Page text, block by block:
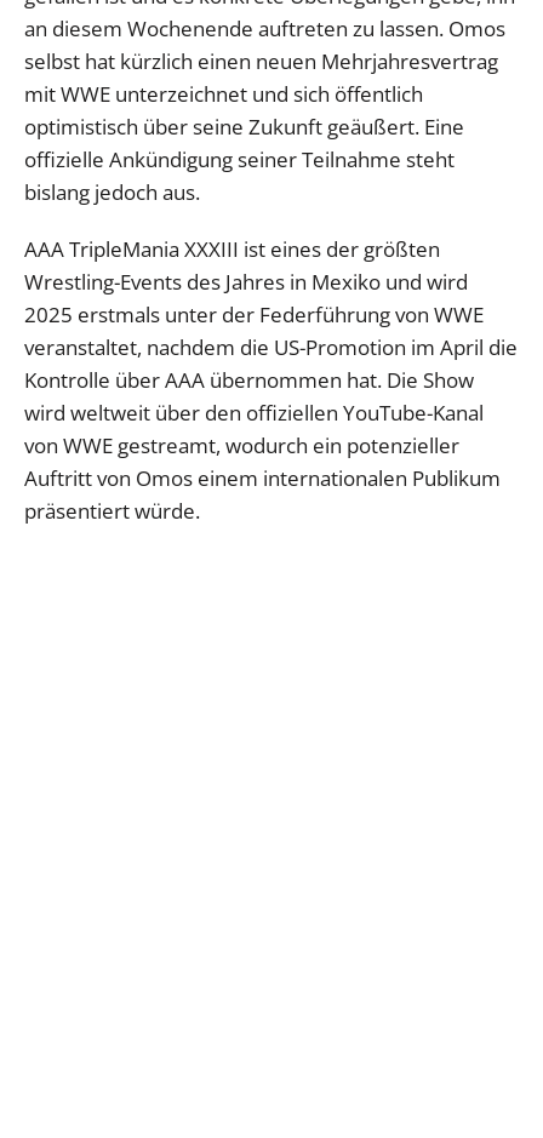
an diesem Wochenende auftreten zu lassen. Omos
selbst hat kürzlich einen neuen Mehrjahresvertrag
mit WWE unterzeichnet und sich öffentlich
optimistisch über seine Zukunft geäußert. Eine
offizielle Ankündigung seiner Teilnahme steht
bislang jedoch aus.
AAA TripleMania XXXIII ist eines der größten
Wrestling-Events des Jahres in Mexiko und wird
2025 erstmals unter der Federführung von WWE
veranstaltet, nachdem die US-Promotion im April die
Kontrolle über AAA übernommen hat. Die Show
wird weltweit über den offiziellen YouTube-Kanal
von WWE gestreamt, wodurch ein potenzieller
Auftritt von Omos einem internationalen Publikum
präsentiert würde.